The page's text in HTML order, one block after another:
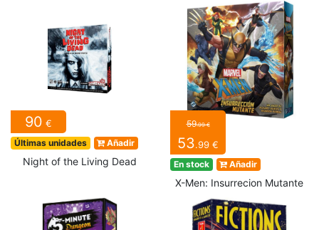
90 €
Últimas unidades Añadir
Night of the Living Dead
59.99 €
53.99 €
En stock Añadir
X-Men: Insurrecion Mutante